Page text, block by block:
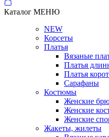
Каталог МЕНЮ
NEW
Корсеты
Платья
Вязаные
Платья
Платья
Сарафаны
Костюмы
Женские
Женские
Женские
Жакеты, жилеты